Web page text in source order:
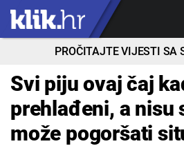
PROČITAJTE VIJESTI SA
Svi piju ovaj čaj
prehlađeni, a nisu
može pogoršati